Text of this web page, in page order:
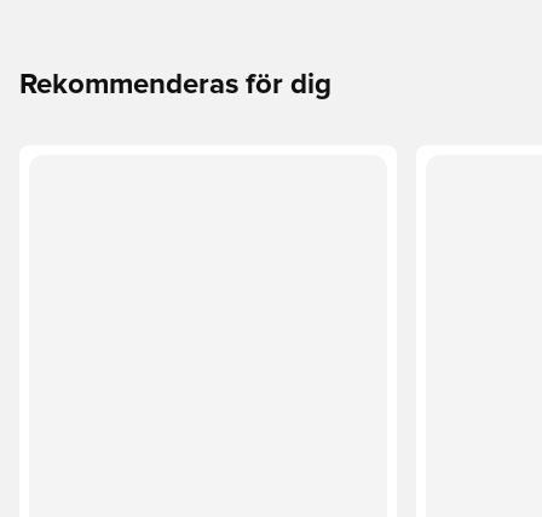
Rekommenderas för dig